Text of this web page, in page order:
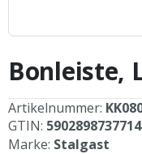
Anfang
der
springen
Bonleiste,
Artikelnummer:
GTIN: 5902898737714
Marke: Stalgast